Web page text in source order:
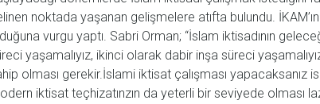
noktada yaşanan gelişmelere atıfta bulundu.
vurgu yaptı. Sabri Orman; “İslam iktisadının
yaşamalıyız, ikinci olarak dabir inşa süreci
olması gerekir.İslami iktisat çalışması yapacaksanız
iktisat teçhizatınzın da yeterli bir seviyede olması